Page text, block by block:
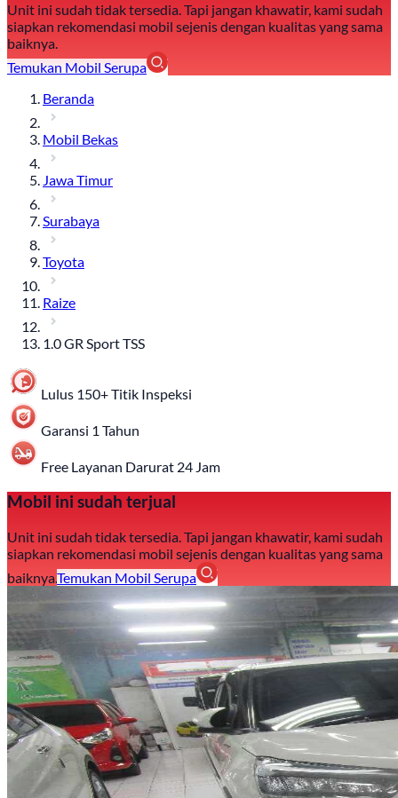
Unit ini sudah tidak tersedia. Tapi jangan khawatir, kami sudah
siapkan rekomendasi mobil sejenis dengan kualitas yang sama
baiknya.
Temukan Mobil Serupa
Beranda
Mobil Bekas
Jawa Timur
Surabaya
Toyota
Raize
1.0 GR Sport TSS
Lulus 150+ Titik Inspeksi
Garansi 1 Tahun
Free Layanan Darurat 24 Jam
Mobil ini sudah terjual
Unit ini sudah tidak tersedia. Tapi jangan khawatir, kami sudah
siapkan rekomendasi mobil sejenis dengan kualitas yang sama
baiknya.Temukan Mobil Serupa